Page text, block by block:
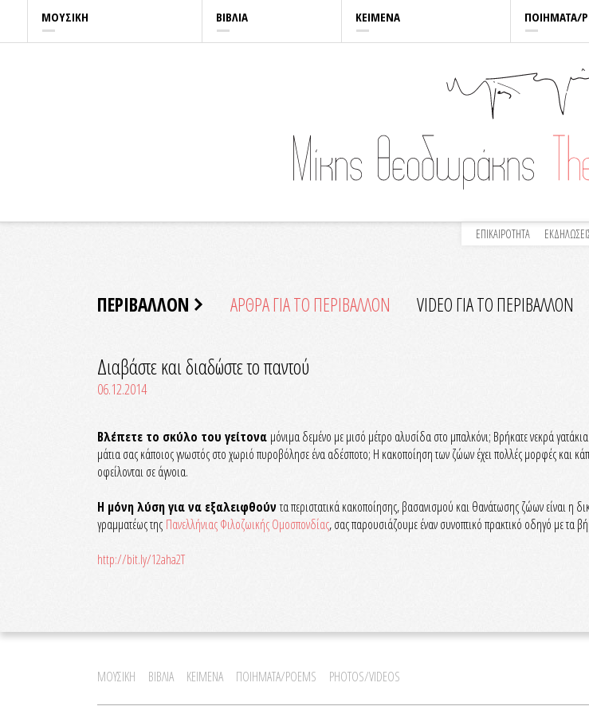
ΜΟΥΣΙΚΗ ΒΙΒΛΙΑ ΚΕΙΜΕΝΑ ΠΟΙΗΜΑΤΑ/
ΕΠΙΚΑΙΡΟΤΗΤΑ
ΠΕΡΙΒΑΛΛΟΝ ΑΡΘΡΑ ΓΙΑ ΤΟ ΠΕΡΙΒΑΛΛΟΝ VIDEO ΓΙΑ ΤΟ ΠΕΡΙΒΑΛΛΟN
Διαβάστε και διαδώστε το παντού
06.12.2014
Βλέπετε το σκύλο του γείτονα μόνιμα δεμένο με μισό μέτρο αλυσίδα στο μπαλκόνι; Βρήκατε νεκρά
μάτια σας κάποιος γνωστός στο χωριό πυροβόλησε ένα αδέσποτο; Η κακοποίηση των ζώων έχει πολλές μορφές και
οφείλονται σε άγνοια.
Η μόνη λύση για να εξαλειφθούντα περιστατικά κακοποίησης, βασανισμού και θανάτωσης ζώων είναι η
γραμματέως της Πανελλήνιας Φιλοζωικής Ομοσπονδίας, σας παρουσιάζουμε έναν συνοπτικό πρακτικό οδηγό με τα
http://bit.ly/12aha2T
ΜΟΥΣΙΚΗ ΒΙΒΛΙΑ ΚΕΙΜΕΝΑ ΠΟΙΗΜΑΤΑ/POEMS PHOTOS/VIDEOS